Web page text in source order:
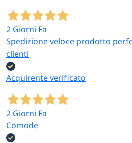
2 Giorni Fa
Spedizione veloce prodotto
clienti
Acquirente verificato
2 Giorni Fa
Comode